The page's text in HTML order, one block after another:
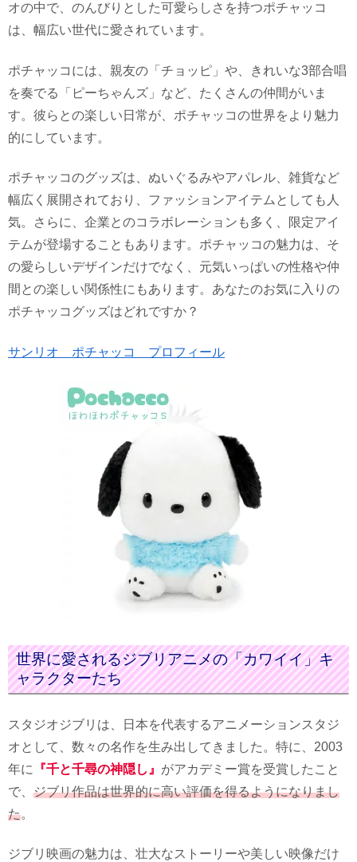
オの中で、のんびりとした可愛らしさを持つポチャッコ
は、幅広い世代に愛されています。
ポチャッコには、親友の「チョッピ」や、きれいな3部合唱
を奏でる「ピーちゃんズ」など、たくさんの仲間がいま
す。彼らとの楽しい日常が、ポチャッコの世界をより魅力
的にしています。
ポチャッコのグッズは、ぬいぐるみやアパレル、雑貨など
幅広く展開されており、ファッションアイテムとしても人
気。さらに、企業とのコラボレーションも多く、限定アイ
テムが登場することもあります。ポチャッコの魅力は、そ
の愛らしいデザインだけでなく、元気いっぱいの性格や仲
間との楽しい関係性にもあります。あなたのお気に入りの
ポチャッコグッズはどれですか？
サンリオ ポチャッコ プロフィール
世界に愛されるジブリアニメの「カワイイ」キ
ャラクターたち
スタジオジブリは、日本を代表するアニメーションスタジ
オとして、数々の名作を生み出してきました。特に、2003
年に
『千と千尋の神隠し』 がアカデミー賞を受賞したこと
で、 ジブリ作品は世界的に高い評価を得るようになりまし
た。
ジブリ映画の魅力は、壮大なストーリーや美しい映像だけ